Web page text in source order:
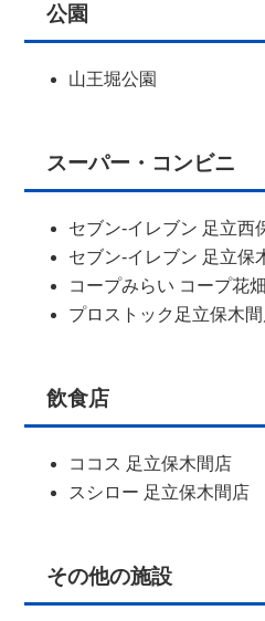
公園
山王堀公園
スーパー・コンビニ
セブン-イレブン 足立西
セブン-イレブン 足立保
コープみらい コープ花
プロストック足立保木
飲食店
ココス 足立保木間店
スシロー 足立保木間店
その他の施設